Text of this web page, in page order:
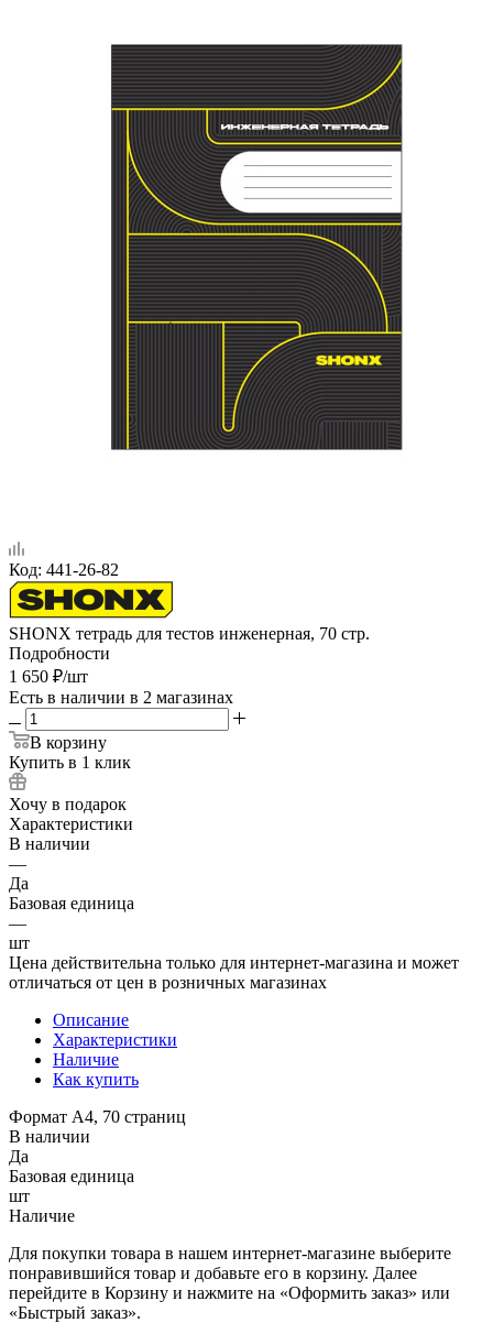
Код: 441-26-82
SHONX тетрадь для тестов инженерная, 70 стр.
Подробности
1 650 ₽/шт
Есть в наличии в 2 магазинах
В корзину
Купить в 1 клик
Хочу в подарок
Характеристики
В наличии
—
Да
Базовая единица
—
шт
Цена действительна только для интернет-магазина и может
отличаться от цен в розничных магазинах
Описание
Характеристики
Наличие
Как купить
Формат А4, 70 страниц
В наличии
Да
Базовая единица
шт
Наличие
Для покупки товара в нашем интернет-магазине выберите
понравившийся товар и добавьте его в корзину. Далее
перейдите в Корзину и нажмите на «Оформить заказ» или
«Быстрый заказ».